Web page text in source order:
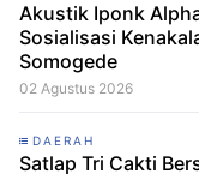
Akustik Iponk
Sosialisasi
Somogede
02 Agustus 2026
DAERAH
Satlap Tri Cakti